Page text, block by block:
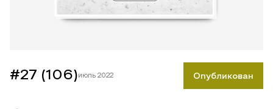
#27 (106) июль 2022 Опубликован